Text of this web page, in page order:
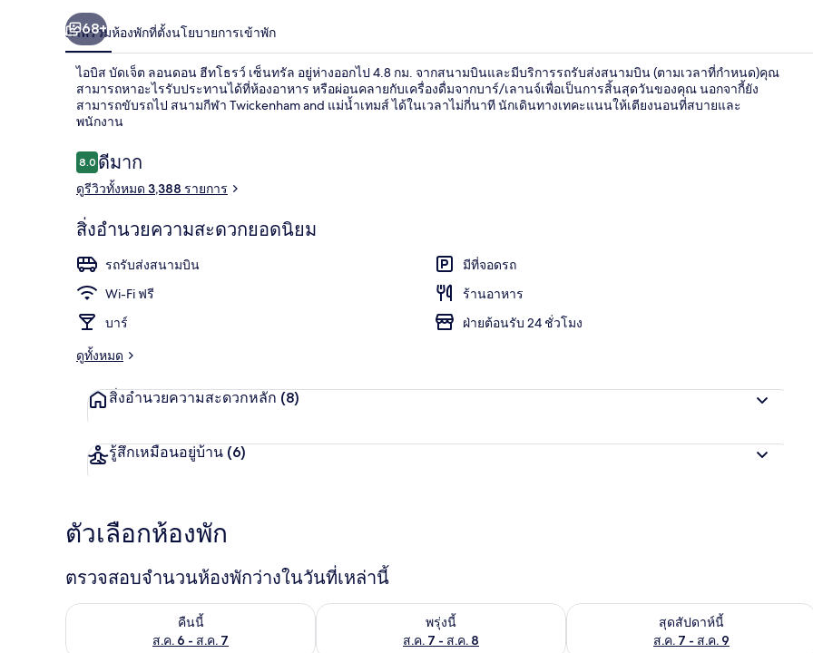
68+
ภาพรวมห้องพักที่ตั้งนโยบายการเข้าพัก
ไอบิส บัดเจ็ต ลอนดอน ฮีทโธรว์ เซ็นทรัล อยู่ห่างออกไป 4.8 กม. จากสนามบินและมีบริการรถรับส่งสนามบิน (ตามเวลาที่กำหนด)คุณ
สามารถหาอะไรรับประทานได้ที่ห้องอาหาร หรือผ่อนคลายกับเครื่องดื่มจากบาร์/เลานจ์เพื่อเป็นการสิ้นสุดวันของคุณ นอกจากี้ยัง
สามารถขับรถไป สนามกีฬา Twickenham and แม่น้ำเทมส์ ได้ในเวลาไม่กี่นาที นักเดินทางเทคะแนนให้เตียงนอนที่สบายและ
พนักงาน
รีวิว
8.08.0 จาก 10
ดีมาก
ดูรีวิวทั้งหมด 3,388 รายการ
สิ่งอำนวยความสะดวกยอดนิยม
รถรับส่งสนามบิน
มีที่จอดรถ
Wi-Fi ฟรี
ร้านอาหาร
บาร์
ฝ่ายต้อนรับ 24 ชั่วโมง
ดูทั้งหมด
สิ่งอำนวยความสะดวกหลัก (8)
รู้สึกเหมือนอยู่บ้าน (6)
ตัวเลือกห้องพัก
ตรวจสอบจำนวนห้องพักว่างในวันที่เหล่านี้
คืนนี้
ส.ค. 6 - ส.ค. 7
ตรวจสอบจำนวนห้องพักว่างในคืนนี้ ส.ค. 6 - ส.ค. 7
พรุ่งนี้
ส.ค. 7 - ส.ค. 8
ตรวจสอบจำนวนห้องพักว่างในพรุ่งนี้ ส.ค. 7 - ส.ค. 8
สุดสัปดาห์นี้
ส.ค. 7 - ส.ค. 9
ตรวจสอบจำนวนห้องพักว่างในสุดสัปด